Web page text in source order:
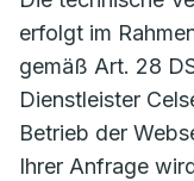
erfolgt im
gemäß Art. 28
Dienstleister
Betrieb der
Ihrer Anfrage